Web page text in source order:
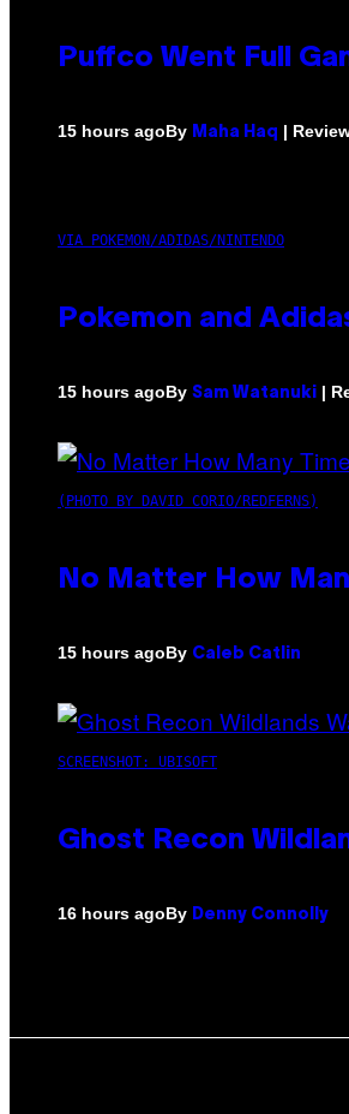
Puffco Went Full
15 hours agoBy Maha Haq |
VIA POKEMON/ADIDAS/NINTENDO
Pokemon and
15 hours agoBy Sam Watanuki |
(PHOTO BY DAVID CORIO/REDFERNS)
No Matter How
15 hours agoBy Caleb Catlin
SCREENSHOT: UBISOFT
Ghost Recon
16 hours agoBy Denny Connolly